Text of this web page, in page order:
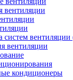
вентиляции
систем
вентиляции
кондиционеры